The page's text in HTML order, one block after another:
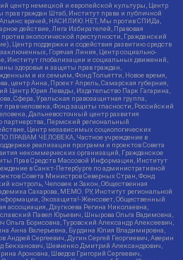
центр немецкой и европейской культуры, Центр
граждан Штаб, Институт права и публичной
врачей, НАСИЛИЮ.НЕТ, Мы против СПИДа,
действие, Лига Избирателей, Правовая
экологической преступности, Гражданский
Центр поддержки и содействия развитию средств
Горячая Линия, Центр социально-
Институт глобализации и социальных движений,
здоровья и защиты прав граждан,
и их семьям, Фонд Тольятти, Новое время,
центр Анна, Проект Апрель, Самарская губерния,
Центр Юрия Левады, Издательство Парк Гагарина,
Сфера, Уральская правозащитная группа,
человека, Фонд защиты гласности, Российский
Дальневосточный центр развития
партнерства, Пермский региональный
Центр независимых социологических
ПРАВАМ ЧЕЛОВЕКА, Частное учреждение в
реализации программ и проектов Совета
некоммерческих организаций, Гражданское
Прав Средств Массовой Информации, Институт
в Санкт-Петербурге по административной
Совета Министров Северных Стран, Фонд
контроль, Человек и Закон, Общественная
Сахарова, МЕМО. РУ, Институт региональной
Экозащита!-Женсовет, Общественный
ассоциация, Дзугкоева Регина Николаевна,
Павел Юрьевич, Шнырова Ольга Вадимовна,
Борисовна, Туровский Александр Алексеевич,
Анна Валерьевна, Бурдина Юлия Владимировна,
Сергеевич, Дугин Сергей Георгиевич, Аверин
Бекханович, Шевченко Дмитрий Александрович,
Ароновна, Шведов Григорий Сергеевич,